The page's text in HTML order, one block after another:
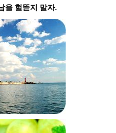
을 헐뜯지 말자.